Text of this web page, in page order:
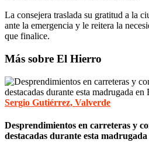
La consejera traslada su gratitud a la
ante la emergencia y le reitera la
que finalice.
Más sobre El Hierro
Sergio Gutiérrez, Valverde
Desprendimientos en carreteras y
destacadas durante esta